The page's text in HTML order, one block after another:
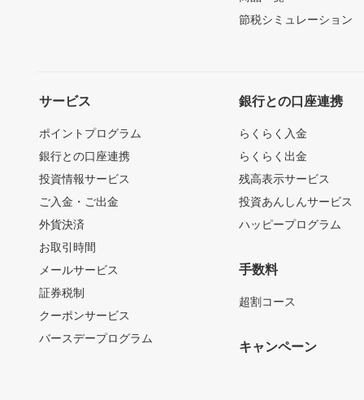
節税シミュレーション
サービス
ポイントプログラム
銀行との口座連携
投資情報サービス
ご入金・ご出金
外貨決済
お取引時間
メールサービス
証券税制
クーポンサービス
バースデープログラム
銀行との口座連携
らくらく入金
らくらく出金
残高表示サービス
投資あんしんサービス
ハッピープログラム
手数料
超割コース
キャンペーン